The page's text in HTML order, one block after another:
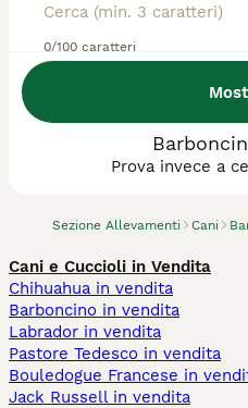
0/100 caratteri
Sezione Allevamenti Cani
Abbiamo trovato
Prova invece a
Cani e Cuccioli in Vendita
Chihuahua in vendita
Barboncino in vendita
Labrador in vendita
Pastore Tedesco in vendita
Bouledogue Francese in
Jack Russell in vendita